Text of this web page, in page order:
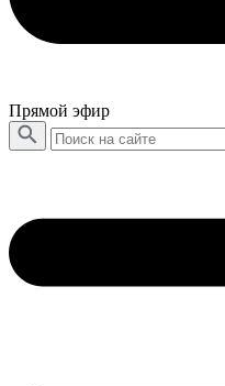
Прямой эфир